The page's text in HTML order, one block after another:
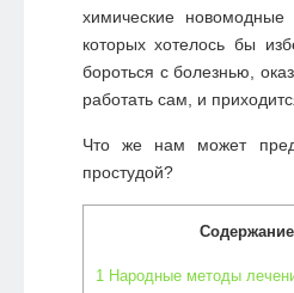
химические
которых хотелось бы
бороться с болезнью,
работать сам, и
Что же нам может
простудой?
Содержание
1Народные методы